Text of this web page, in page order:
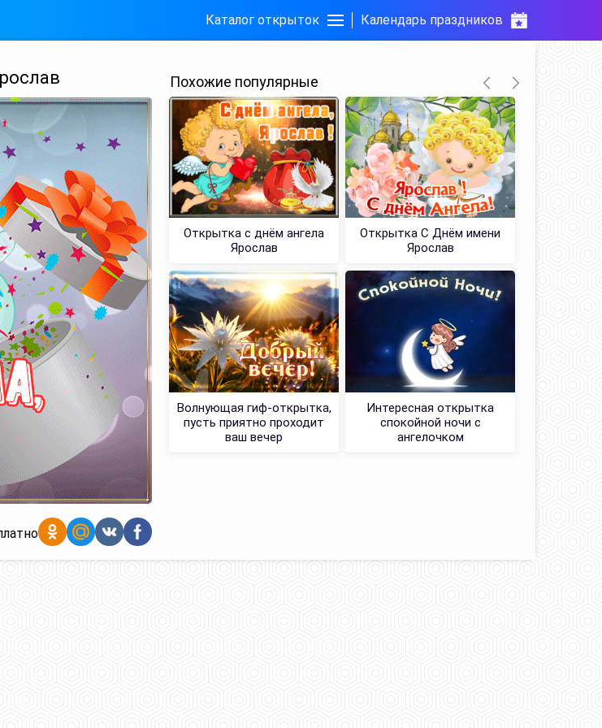
Каталог открыток Календарь праздников
Похожие популярные
Открытка с днём ангела
Ярослав
Открытка С Днём имени
Ярослав
Волнующая гиф-открытка,
пусть приятно проходит
ваш вечер
Интересная открытка
спокойной ночи с
ангелочком